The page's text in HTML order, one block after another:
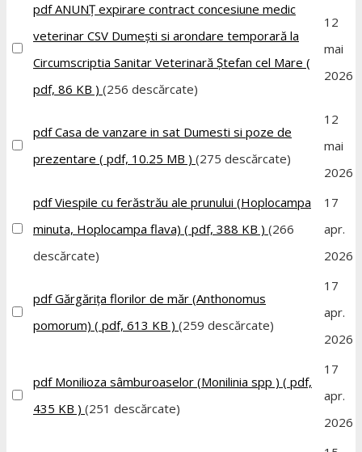
pdf ANUNȚ expirare contract concesiune medic
veterinar CSV Dumești si arondare temporară la
Circumscriptia Sanitar Veterinară Ștefan cel Mare (
pdf, 86 KB ) (256 descărcate)
12
mai
2026
pdf Casa de vanzare in sat Dumesti si poze de
prezentare ( pdf, 10.25 MB ) (275 descărcate)
12
mai
2026
pdf Viespile cu ferăstrău ale prunului (Hoplocampa
minuta, Hoplocampa flava) ( pdf, 388 KB ) (266
descărcate)
17
apr.
2026
pdf Gărgărița florilor de măr (Anthonomus
pomorum) ( pdf, 613 KB ) (259 descărcate)
17
apr.
2026
pdf Monilioza sâmburoaselor (Monilinia spp ) ( pdf,
435 KB ) (251 descărcate)
17
apr.
2026